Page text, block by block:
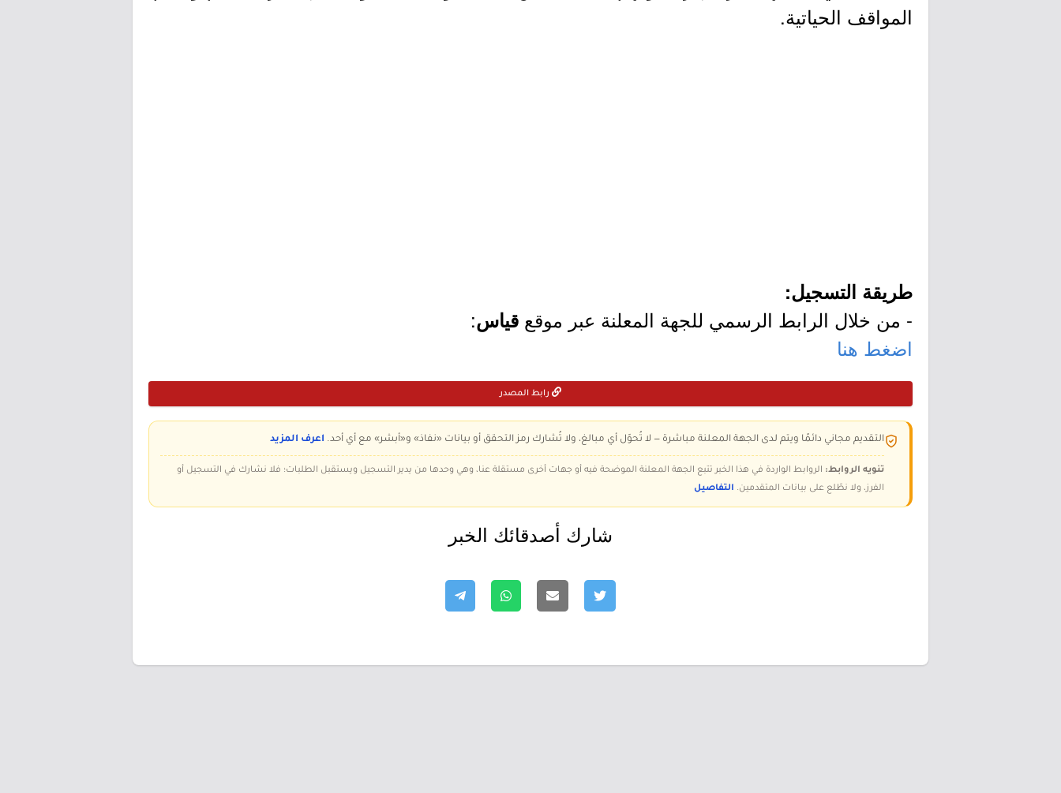
المواقف الحياتية.
طريقة التسجيل:
- من خلال الرابط الرسمي للجهة المعلنة عبر موقع قياس:
اضغط هنا
رابط المصدر
التقديم مجاني دائمًا ويتم لدى الجهة المعلنة مباشرة — لا تُحوّل أي مبالغ، ولا تُشارك رمز التحقق أو بيانات «نفاذ» و«أبشر» مع أي أحد. اعرف المزيد
تنويه الروابط: الروابط الواردة في هذا الخبر تتبع الجهة المعلنة الموضحة فيه أو جهات أخرى مستقلة عنا، وهي وحدها من يدير التسجيل ويستقبل الطلبات؛ فلا نشارك في التسجيل أو
الفرز، ولا نطّلع على بيانات المتقدمين. التفاصيل
شارك أصدقائك الخبر